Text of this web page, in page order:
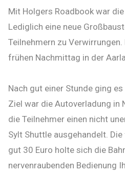
Mit Holgers Roadbook war
Lediglich eine neue
Teilnehmern zu
frühen Nachmittag in der
Nach gut einer Stunde ging
Ziel war die Autoverladung in
die Teilnehmer einen nicht
Sylt Shuttle ausgehandelt.
gut 30 Euro holte sich die
nervenraubenden Bedienung